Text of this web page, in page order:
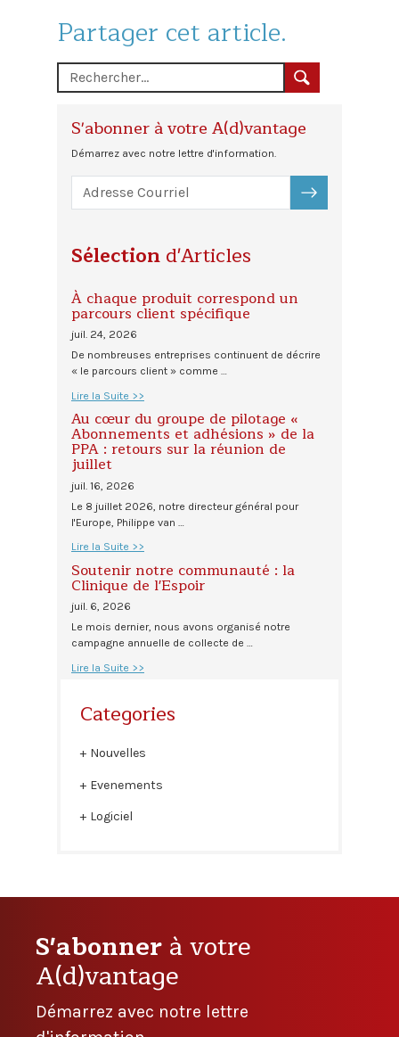
Partager cet article.
S'abonner à votre A(d)vantage
Démarrez avec notre lettre d'information.
S'ABONNER
Sélection d'Articles
À chaque produit correspond un
parcours client spécifique
juil. 24, 2026
De nombreuses entreprises continuent de décrire
« le parcours client » comme …
Lire la Suite >>
Au cœur du groupe de pilotage «
Abonnements et adhésions » de la
PPA : retours sur la réunion de
juillet
juil. 16, 2026
Le 8 juillet 2026, notre directeur général pour
l'Europe, Philippe van …
Lire la Suite >>
Soutenir notre communauté : la
Clinique de l'Espoir
juil. 6, 2026
Le mois dernier, nous avons organisé notre
campagne annuelle de collecte de …
Lire la Suite >>
Categories
Nouvelles
Evenements
Logiciel
S'abonnerà votre
A(d)vantage
Démarrez avec notre lettre